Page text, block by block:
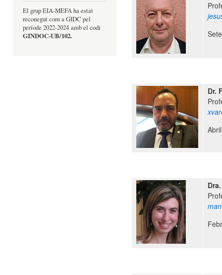
El grup EIA-MEFA ha estat
reconegut com a GIDC pel
període 2022-2024 amb el codi
GINDOC-UB/102.
Dr.